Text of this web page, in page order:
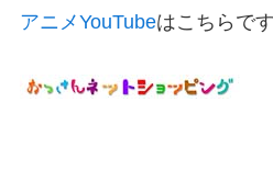
アニメYouTubeはこちらです